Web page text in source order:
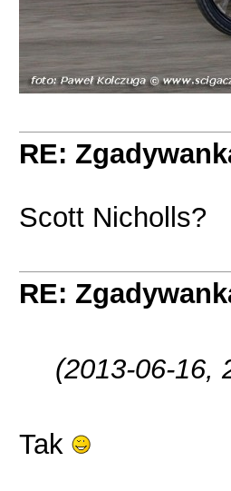
RE:
Scott Nicholls?
RE:
(2013-06-16,
Tak